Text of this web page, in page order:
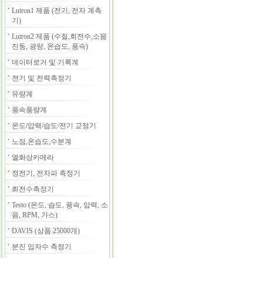
Lutron1 제품 (전기, 전자 계측
기)
Lutron2 제품 (수질,회전수,소음
진동, 광량, 온습도, 풍속)
데이터로거 및 기록계
전기 및 전력측정기
유량계
풍속풍량계
온도/압력/습도/전기 교정기
노점,온습도,수분계
열화상카메라
정전기, 전자파 측정기
회전수측정기
Testo (온도, 습도, 풍속, 압력, 소
음, RPM, 가스)
DAVIS (상품 25000개)
분진 입자수 측정기